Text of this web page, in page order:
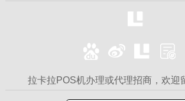
拉卡拉POS机办理或代理招商，欢迎